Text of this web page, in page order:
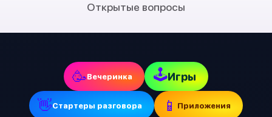
Открытые вопросы
🥳Вечеринка 🕹Игры
👋Стартеры разговора 📱 Приложения